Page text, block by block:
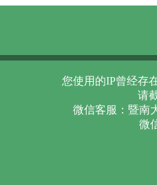
您使用的IP曾经存
请
微信客服：暨南
微